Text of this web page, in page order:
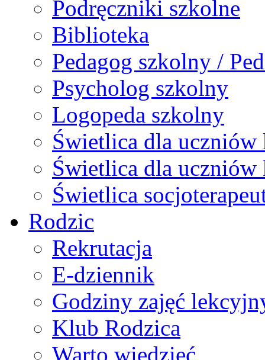
Podręczniki szkolne
Biblioteka
Pedagog szkolny /
Psycholog szkolny
Logopeda szkolny
Świetlica dla uczniów
Świetlica dla
Świetlica
Rodzic
Rekrutacja
E-dziennik
Godziny zajęć
Klub Rodzica
Warto wiedzieć